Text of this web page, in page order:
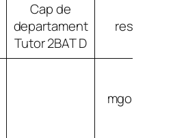
Cap de
departament
Tutor 2BAT D